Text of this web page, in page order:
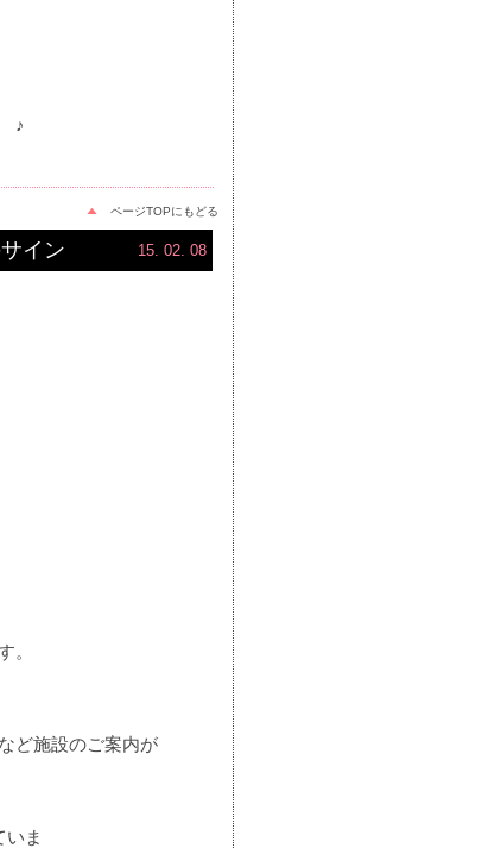
♪
ページTOPにもどる
イン 15. 02. 08
。
ど施設のご案内が
いま